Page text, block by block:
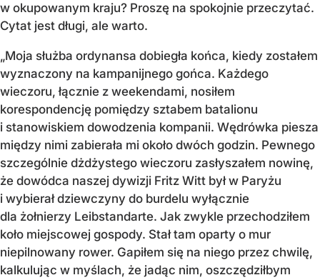
w okupowanym kraju? Proszę na spokojnie przeczytać.
Cytat jest długi, ale warto.
„Moja służba ordynansa dobiegła końca, kiedy zostałem
wyznaczony na kampanijnego gońca. Każdego
wieczoru, łącznie z weekendami, nosiłem
korespondencję pomiędzy sztabem batalionu
i stanowiskiem dowodzenia kompanii. Wędrówka piesza
między nimi zabierała mi około dwóch godzin. Pewnego
szczególnie dżdżystego wieczoru zasłyszałem nowinę,
że dowódca naszej dywizji Fritz Witt był w Paryżu
i wybierał dziewczyny do burdelu wyłącznie
dla żołnierzy Leibstandarte. Jak zwykle przechodziłem
koło miejscowej gospody. Stał tam oparty o mur
niepilnowany rower. Gapiłem się na niego przez chwilę,
kalkulując w myślach, że jadąc nim, oszczędziłbym